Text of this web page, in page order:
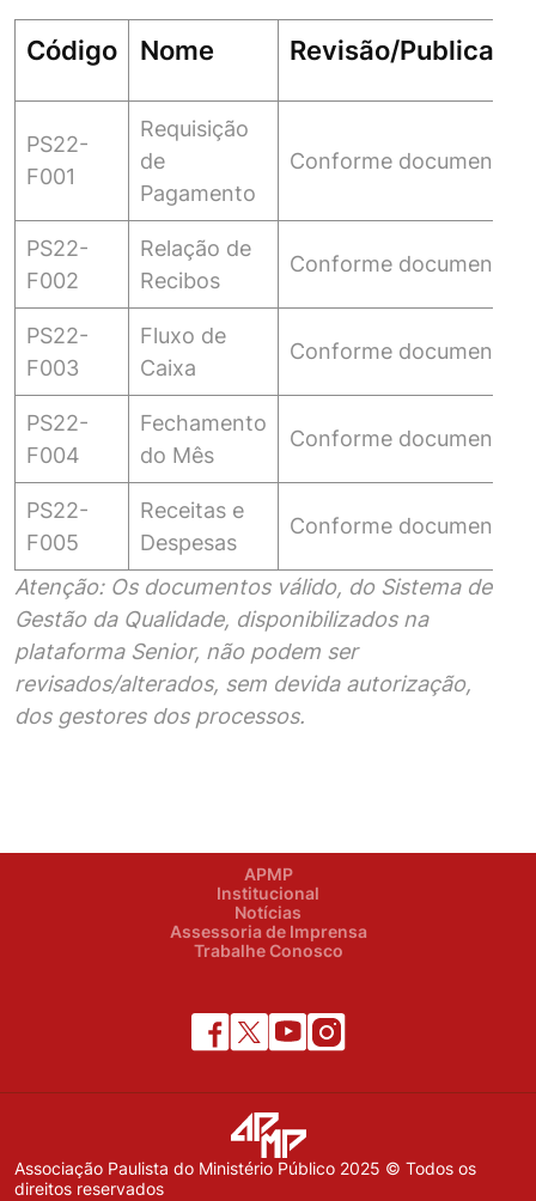
Código Nome Revisão/
PS22-
F001
Requisição
de
Pagamento
Conforme documento
PS22-
F002
Relação de
Recibos
Conforme documento
PS22-
F003
Fluxo de
Caixa
Conforme documento
PS22-
F004
Fechamento
do Mês
Conforme documento
PS22-
F005
Receitas e
Despesas
Conforme documento
Atenção: Os documentos válido, do Sistema de
Gestão da Qualidade, disponibilizados na
plataforma Senior, não podem ser
revisados/alterados, sem devida autorização,
dos gestores dos processos.
APMP
Institucional
Notícias
Assessoria de Imprensa
Trabalhe Conosco
Associação Paulista do Ministério Público 2025 © Todos os
direitos reservados